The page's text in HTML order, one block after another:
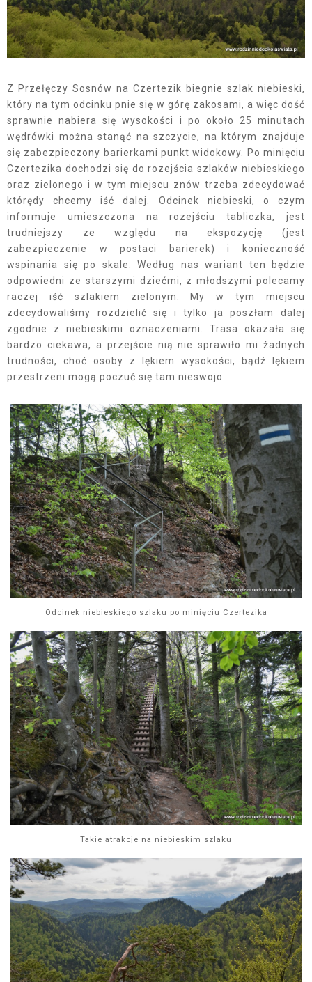
Z Przełęczy Sosnów na Czertezik biegnie szlak niebieski,
który na tym odcinku pnie się w górę zakosami, a więc dość
sprawnie nabiera się wysokości i po około 25 minutach
wędrówki można stanąć na szczycie, na którym znajduje
się zabezpieczony barierkami punkt widokowy. Po minięciu
Czertezika dochodzi się do rozejścia szlaków niebieskiego
oraz zielonego i w tym miejscu znów trzeba zdecydować
którędy chcemy iść dalej. Odcinek niebieski, o czym
informuje umieszczona na rozejściu tabliczka, jest
trudniejszy ze względu na ekspozycję (jest
zabezpieczenie w postaci barierek) i konieczność
wspinania się po skale. Według nas wariant ten będzie
odpowiedni ze starszymi dziećmi, z młodszymi polecamy
raczej iść szlakiem zielonym. My w tym miejscu
zdecydowaliśmy rozdzielić się i tylko ja poszłam dalej
zgodnie z niebieskimi oznaczeniami. Trasa okazała się
bardzo ciekawa, a przejście nią nie sprawiło mi żadnych
trudności, choć osoby z lękiem wysokości, bądź lękiem
przestrzeni mogą poczuć się tam nieswojo.
Odcinek niebieskiego szlaku po minięciu Czertezika
Takie atrakcje na niebieskim szlaku